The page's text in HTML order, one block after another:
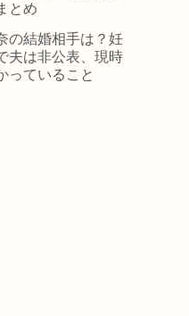
とめ
の結婚相手は？妊
夫は非公表、現時
っていること